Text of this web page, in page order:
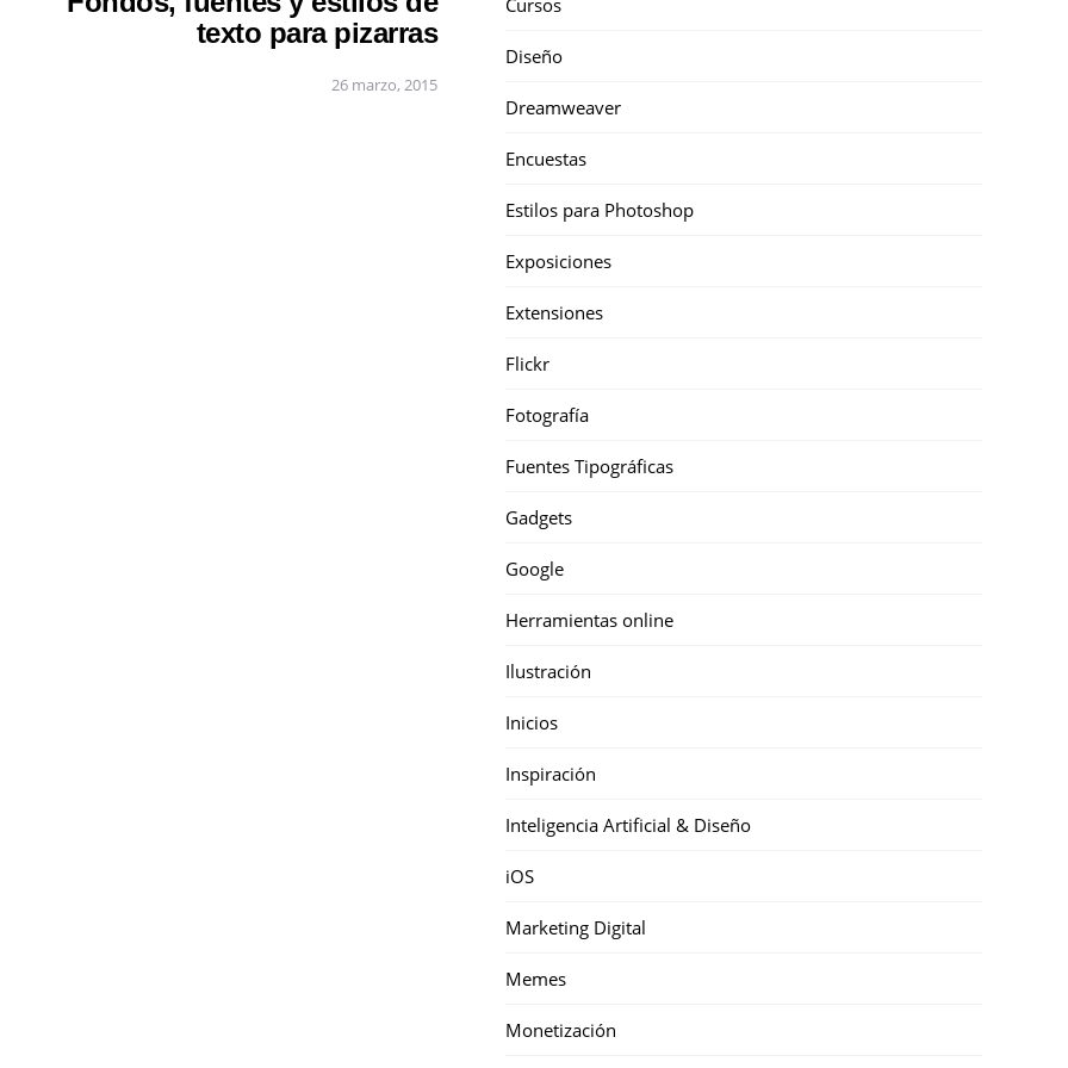
texto para pizarras
26 marzo, 2015
Diseño
Dreamweaver
Encuestas
Estilos para Photoshop
Exposiciones
Extensiones
Flickr
Fotografía
Fuentes Tipográficas
Gadgets
Google
Herramientas online
Ilustración
Inicios
Inspiración
Inteligencia Artificial & Diseño
iOS
Marketing Digital
Memes
Monetización